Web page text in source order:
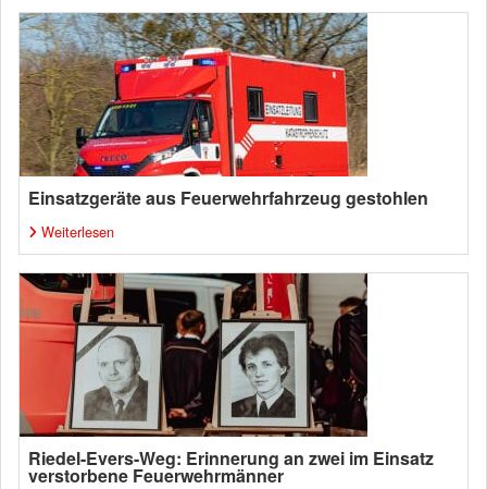
Einsatzgeräte aus Feuerwehrfahrzeug gestohlen
Weiterlesen
Riedel-Evers-Weg: Erinnerung an zwei im Einsatz
verstorbene Feuerwehrmänner